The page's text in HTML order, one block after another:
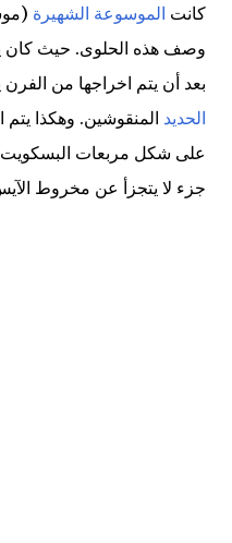
كانت الموسوعة الشهيرة
وصف هذه الحلوى. حيث كان
بعد أن يتم اخراجها من
الحديد المنقوشين. وهكذا
على شكل مربعات
جزء لا يتجزأ عن مخروط